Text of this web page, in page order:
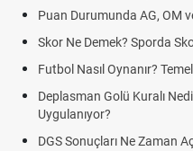
Puan Durumunda AG, OM
Skor Ne Demek? Sporda
Futbol Nasıl Oynanır?
Deplasman Golü Kuralı
Uygulanıyor?
DGS Sonuçları Ne Zaman